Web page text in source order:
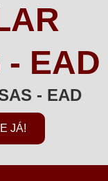
EAD
- EAD
JÁ!